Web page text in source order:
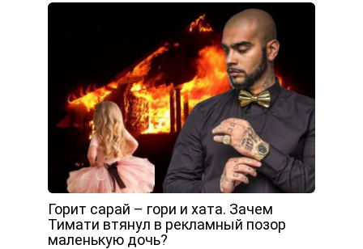
Горит сарай – гори и хата. Зачем
Тимати втянул в рекламный позор
маленькую дочь?